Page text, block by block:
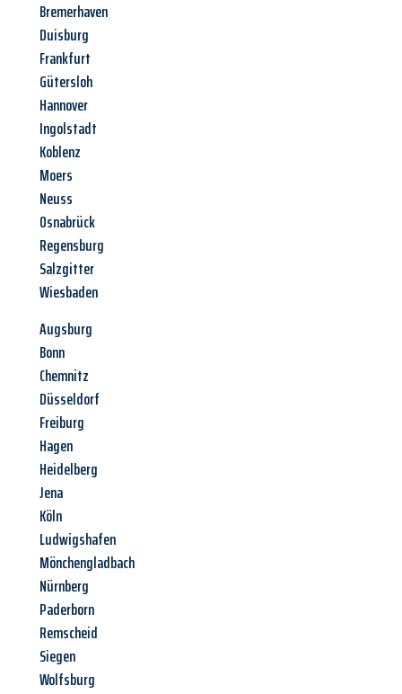
Bremerhaven
Duisburg
Frankfurt
Gütersloh
Hannover
Ingolstadt
Koblenz
Moers
Neuss
Osnabrück
Regensburg
Salzgitter
Wiesbaden
Augsburg
Bonn
Chemnitz
Düsseldorf
Freiburg
Hagen
Heidelberg
Jena
Köln
Ludwigshafen
Mönchengladbach
Nürnberg
Paderborn
Remscheid
Siegen
Wolfsburg